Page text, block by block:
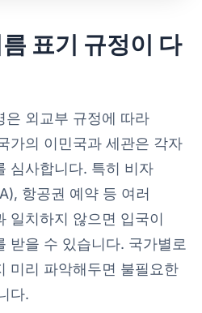
표기 규정이 다
은 외교부 규정에 따라
가의 이민국과 세관은 각자
심사합니다. 특히 비자
항공권 예약 등 여러
일치하지 않으면 입국이
받을 수 있습니다. 국가별로
미리 파악해두면 불필요한
다.